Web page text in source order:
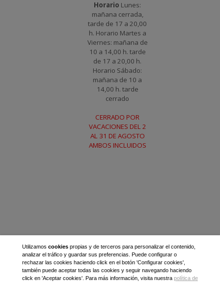
Horario Lunes:
mañana cerrada,
tarde de 17 a 20,00
h. Horario Martes a
Viernes: mañana de
10 a 14,00 h. tarde
de 17 a 20,00 h.
Horario Sábado:
mañana de 10 a
14,00 h. tarde
cerrado
CERRADO POR
VACACIONES DEL 2
AL 31 DE AGOSTO
AMBOS INCLUIDOS
Utilizamos cookiespropias y de terceros para personalizar el contenido,
analizar el tráfico y guardar sus preferencias. Puede configurar o
rechazar las cookies haciendo click en el botón 'Configurar cookies',
también puede aceptar todas las cookies y seguir navegando haciendo
click en 'Aceptar cookies'. Para más información, visita nuestra política de